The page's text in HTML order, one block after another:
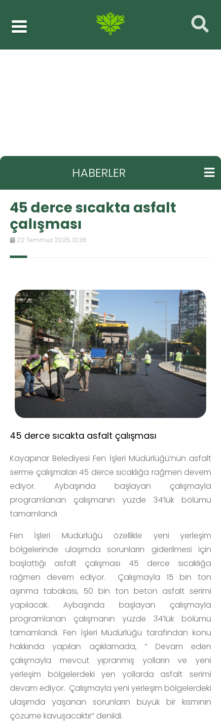
HABERLER
45 derce sıcakta asfalt
çalışması
22 Temmuz 2025, 10:36
45 derce sıcakta asfalt çalışması
Kayapınar Belediyesi Fen İşleri Müdürlüğü’nün asfalt
serme çalışmaları 45 derce sıcaklığa rağmen devem
ediyor. Aybaşında başlayan çalışmayla
programlanan çalışmanın yüzde 34’lük bölümü
tamamlandı
Fen İşleri Müdürlüğü özellikle yeni yerleşim
bölgelerinde ulaşımda sorunların giderilmesi için
başlattığı asfalt çalışması 45 derce sıcaklığa
rağmen devem ediyor. Çalışmayla 15 bin ton
aşınma tabakası, 50 bin ton beton asfalt serimi
yapılacak. Aybaşında başlayan çalışmayla
programlanan çalışmanın yüzde 34’lük bölümü
tamamlandı. Fen İşleri Müdürlüğü tarafından konu
hakkında yapılan açıklamada, “ Devam eden
çalışmayla mevcut yıpranmış yolların ve yeni
yerleşim bölgelerdeki yen yollarda asfalt serimi
devam ediyor. Çalışmayla yeni yerleşim bölgelerdeki
ulaşımda yaşanan sorunların büyük bir kısmının
çözüme kavuşacaktır” denildi.